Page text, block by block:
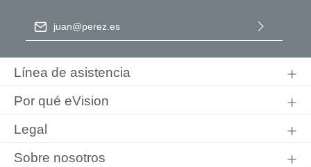
Dirección de correo electrónico
términos y condiciones generales
Línea de asistencia
Por qué eVision
Legal
Sobre nosotros